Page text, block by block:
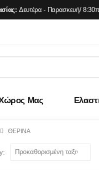
Δευτέρα - Παρασκευή/
Μας
ΘΕΡΙΝΆ